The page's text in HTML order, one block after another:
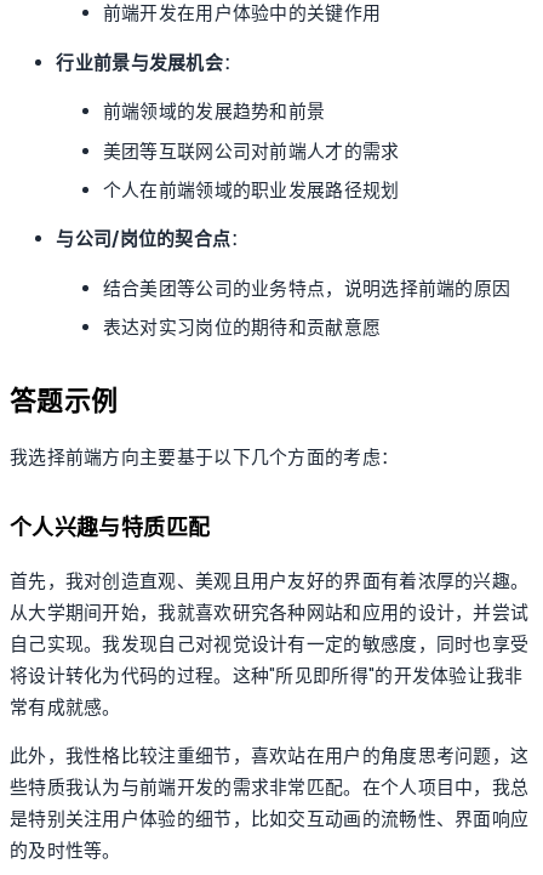
前端开发在用户体验中的关键作用
行业前景与发展机会：
前端领域的发展趋势和前景
美团等互联网公司对前端人才的需求
个人在前端领域的职业发展路径规划
与公司/岗位的契合点：
结合美团等公司的业务特点，说明选择前端的原因
表达对实习岗位的期待和贡献意愿
答题示例
我选择前端方向主要基于以下几个方面的考虑：
个人兴趣与特质匹配
首先，我对创造直观、美观且用户友好的界面有着浓厚的兴趣。
从大学期间开始，我就喜欢研究各种网站和应用的设计，并尝试
自己实现。我发现自己对视觉设计有一定的敏感度，同时也享受
将设计转化为代码的过程。这种"所见即所得"的开发体验让我非
常有成就感。
此外，我性格比较注重细节，喜欢站在用户的角度思考问题，这
些特质我认为与前端开发的需求非常匹配。在个人项目中，我总
是特别关注用户体验的细节，比如交互动画的流畅性、界面响应
的及时性等。